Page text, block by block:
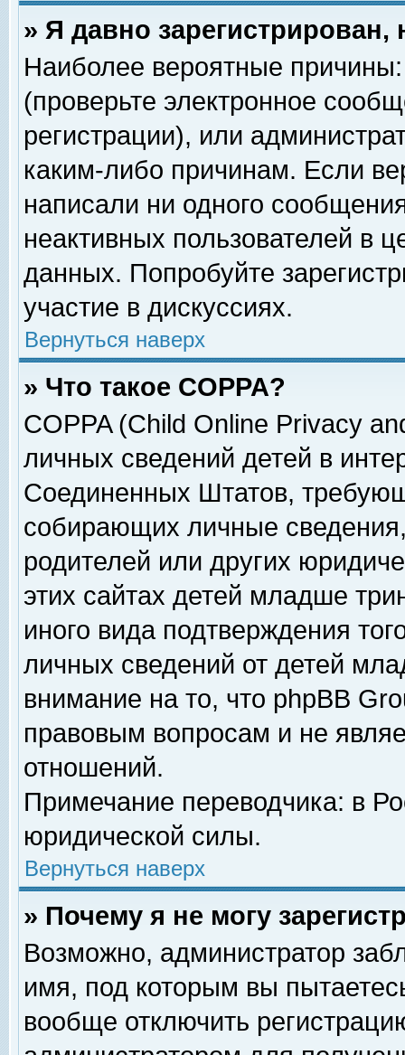
» Я давно
Наиболее вероятные
(проверьте электронное
регистрации), или
каким-либо причинам. Если
написали ни одного
неактивных пользователей в
данных. Попробуйте
участие в дискуссиях.
Вернуться наверх
» Что такое COPPA?
COPPA (Child Online Privacy
личных сведений детей в
Соединенных Штатов,
собирающих личные
родителей или других
этих сайтах детей младше
иного вида подтверждения
личных сведений от детей
внимание на то, что phpBB
правовым вопросам и не
отношений.
Примечание переводчика: в
юридической силы.
Вернуться наверх
» Почему я не могу
Возможно, администратор
имя, под которым вы
вообще отключить